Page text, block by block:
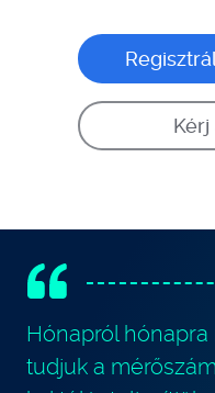
Hónapról
tudjuk a